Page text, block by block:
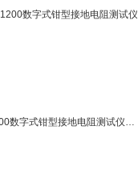
DY1200数字式钳型接地电阻测试仪DY-1200